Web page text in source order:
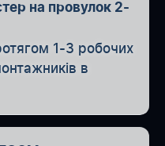
на провулок 2-
1-3 робочих
в